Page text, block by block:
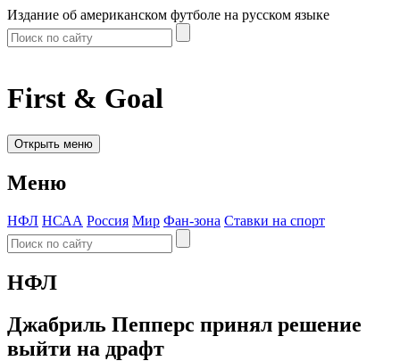
Издание об американском футболе на русском языке
First & Goal
Открыть меню
Меню
НФЛ НСАА Россия Мир Фан-зона Ставки на спорт
НФЛ
Джабриль Пепперс принял решение
выйти на драфт